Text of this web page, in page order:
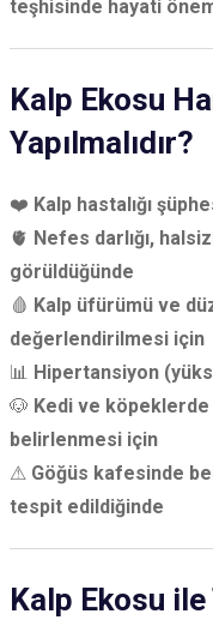
teşhisinde hayati
Kalp Ekosu
Yapılmalıdır?
❤️ Kalp hastalığı
🫀 Nefes darlığı,
görüldüğünde
🩸 Kalp üfürümü ve
değerlendirilmesi için
📊 Hipertansiyon
🐶 Kedi ve köpeklerde
belirlenmesi için
⚠ Göğüs kafesinde
tespit edildiğinde
Kalp Ekosu